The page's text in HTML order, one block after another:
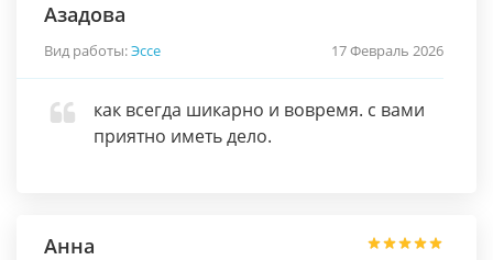
Азадова
Вид работы:Эссе 17 Февраль 2026
как всегда шикарно и вовремя. с вами
приятно иметь дело.
Анна